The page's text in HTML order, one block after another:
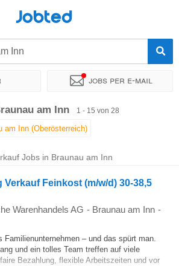
Jobted
Inn
Jobs per e-mail
Standort Unternehmen
am Inn 1 - 15 von 28
Jobs in Braunau am Inn
Feinkost (m/w/d) 30-38,5
Warenhandels AG - Braunau am Inn -
Familienunternehmen – und das spürt man.
und ein tolles Team treffen auf viele
Bezahlung, flexible Arbeitszeiten und vor